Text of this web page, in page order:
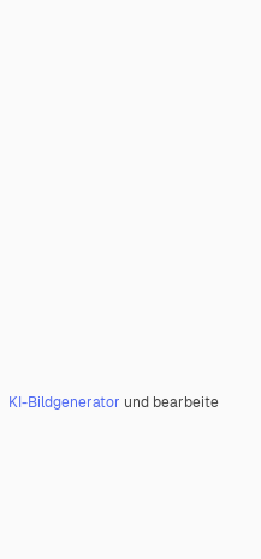
KI-Bildgenerator und bearbeite